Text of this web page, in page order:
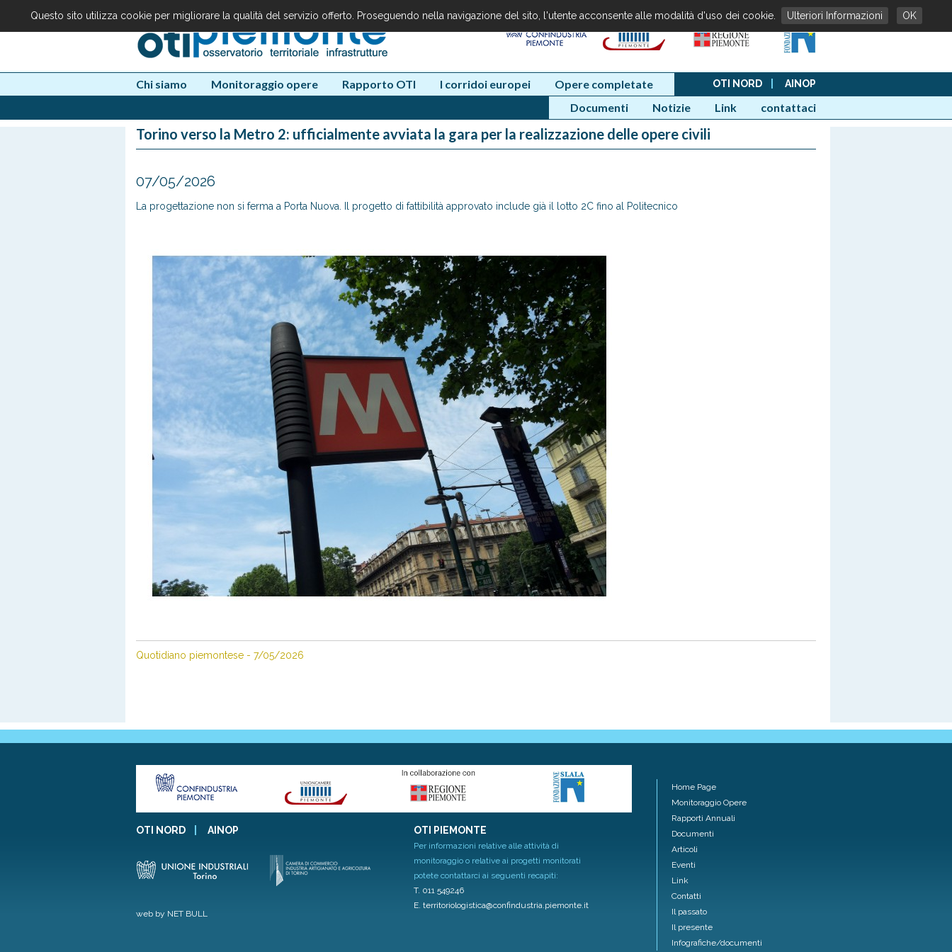
Chi siamo Monitoraggio opere Rapporto OTI I corridoi europei Opere completate OTI NORD AINOP
Documenti Notizie Link contattaci
Torino verso la Metro 2: ufficialmente avviata la gara per la realizzazione delle opere civili
07/05/2026
La progettazione non si ferma a Porta Nuova. Il progetto di fattibilità approvato include già il lotto 2C fino al Politecnico
Quotidiano piemontese - 7/05/2026
OTI NORD AINOP OTI PIEMONTE
Per informazioni relative alle attività di
monitoraggio o relative ai progetti monitorati
potete contattarci ai seguenti recapiti:
T. 011 549246
E. territoriologistica@confindustria.piemonte.it
web by NET BULL
Home Page
Monitoraggio Opere
Rapporti Annuali
Documenti
Articoli
Eventi
Link
Contatti
Il passato
Il presente
Infografiche/documenti
Questo sito utilizza cookie per migliorare la qualità del servizio offerto. Proseguendo nella navigazione del sito, l'utente acconsente alle modalità d'uso dei cookie. Ulteriori Informazioni OK